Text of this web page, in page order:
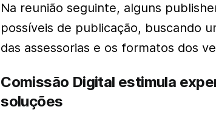
Na reunião seguinte, alguns
possíveis de publicação, buscando
das assessorias e os formatos dos
Comissão Digital estimula
soluções